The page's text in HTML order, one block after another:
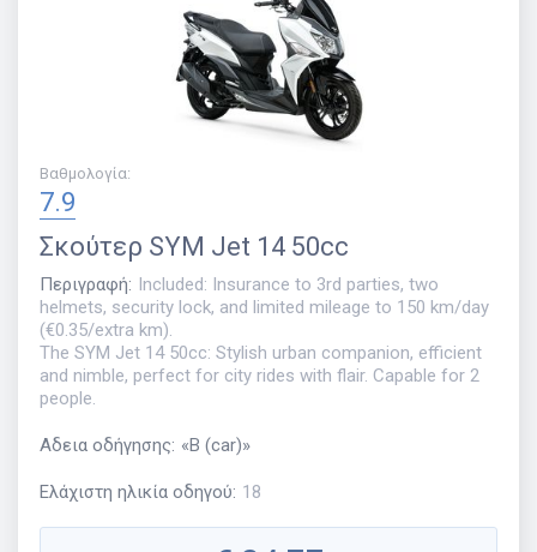
Βαθμολογία:
7.9
Σκούτερ SYM Jet 14 50cc
Περιγραφή:
Included: Insurance to 3rd parties, two
helmets, security lock, and limited mileage to 150 km/day
(€0.35/extra km).
The SYM Jet 14 50cc: Stylish urban companion, efficient
and nimble, perfect for city rides with flair. Capable for 2
people.
Αδεια οδήγησης: «B (car)»
Ελάχιστη ηλικία οδηγού: 18